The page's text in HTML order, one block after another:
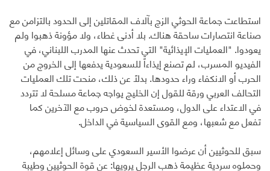
استطاعت جماعة الحوثي الزج بآلاف المقاتلين إلى الحدود بالتزامن مع
صناعة انتصارات ساحقة هناك. بلا أدنى غطاء، ولا مؤونة ذهبوا ولم
يعودوا. "العمليات الإيذائية" التي تحدث عنها المدرب اللبناني، في
الفيديو المسرب، لم تصنع إيذاءاً للسعودية يدفعها إلى الخروج من
الحرب أو الانكفاء وراء حدودها. بدلاً عن ذلك، منحت تلك العمليات
التحالف العربي ورقة للقول إن الخليج يواجه جماعة مسلحة لا تتردد
في الاعتداء على الدول، ومستعدة لخوض حروب مع الآخرين كما
تفعل مع شعبها، ومع القوى السياسية في الداخل.
سبق للحوثيين أن عرضوا الأسير السعودي على وسائل إعلامهم،
وحملوه سردية عظيمة ذهب الرجل يرويها: عن قوة الحوثيين وطيبة